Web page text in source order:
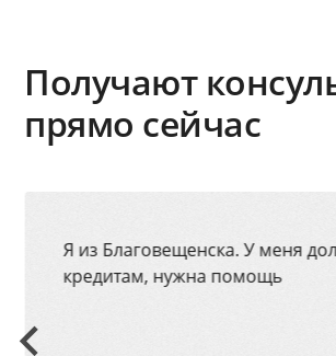
Получают
прямо сейчас
Я из Благовещенска. У меня
кредитам, нужна помощь